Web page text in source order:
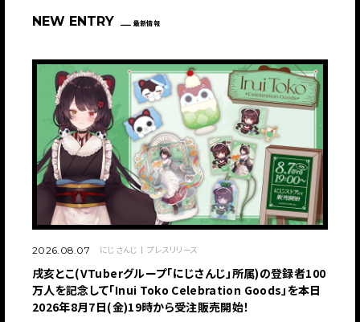
NEW ENTRY 最新情報
2026.08.07 にじさんじ プレスリリース
戌亥とこ(VTuberグループ「にじさんじ」所属)の登録者100
万人を記念して「Inui Toko Celebration Goods」を本日
2026年8月7日(金)19時から受注販売開始！